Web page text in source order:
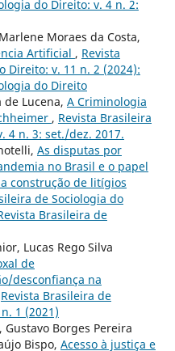
do Direito: v. 4 n. 2:
Moraes da Costa,
Artificial , Revista
Direito: v. 11 n. 2 (2024):
do Direito
Lucena, A Criminologia
, Revista Brasileira
4 n. 3: set./dez. 2017.
As disputas por
no Brasil e o papel
construção de litígios
de Sociologia do
Brasileira de
Lucas Rego Silva
de
desconfiança na
Revista Brasileira de
1 (2021)
Borges Pereira
Bispo, Acesso à justiça e